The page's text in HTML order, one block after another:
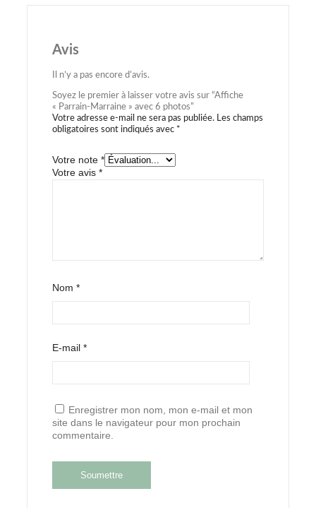
Avis
Il n’y a pas encore d’avis.
Soyez le premier à laisser votre avis sur “Affiche
« Parrain-Marraine » avec 6 photos”
Votre adresse e-mail ne sera pas publiée. Les champs
obligatoires sont indiqués avec *
Votre note *
Votre avis *
Nom *
E-mail *
Enregistrer mon nom, mon e-mail et mon
site dans le navigateur pour mon prochain
commentaire.